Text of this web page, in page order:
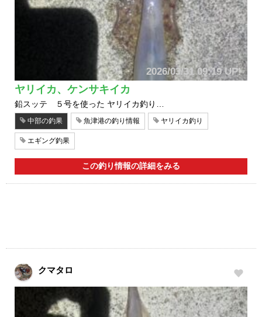
2026/03/31 09:19 UP!
ヤリイカ、ケンサキイカ
鉛スッテ ５号を使った ヤリイカ釣り…
中部の釣果 魚津港の釣り情報 ヤリイカ釣り
エギング釣果
この釣り情報の詳細をみる
クマタロ